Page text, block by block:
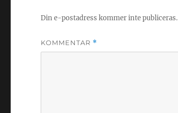
Din e-postadress kommer inte publiceras.
KOMMENTAR *